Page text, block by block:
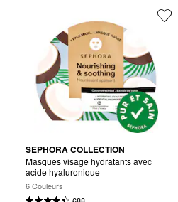
SEPHORA COLLECTION
Masques visage hydratants avec
acide hyaluronique
6 Couleurs